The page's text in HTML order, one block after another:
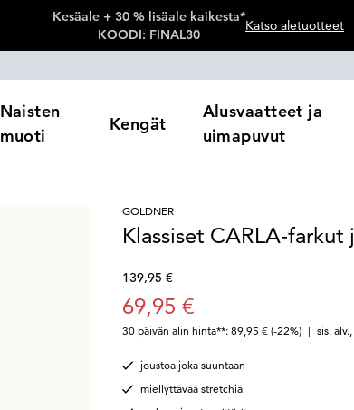
Kesäale + 30 % lisäale kaikesta*
KOODI: FINAL30
Katso aletuotteet
Naisten
muoti
Kengät
Alusvaatteet ja
uimapuvut
GOLDNER
Klassiset CARLA-
139,95 €
69,95 €
30 päivän alin hinta**: 89,95 € (-22%) | sis. alv.,
joustoa joka suuntaan
miellyttävää stretchiä